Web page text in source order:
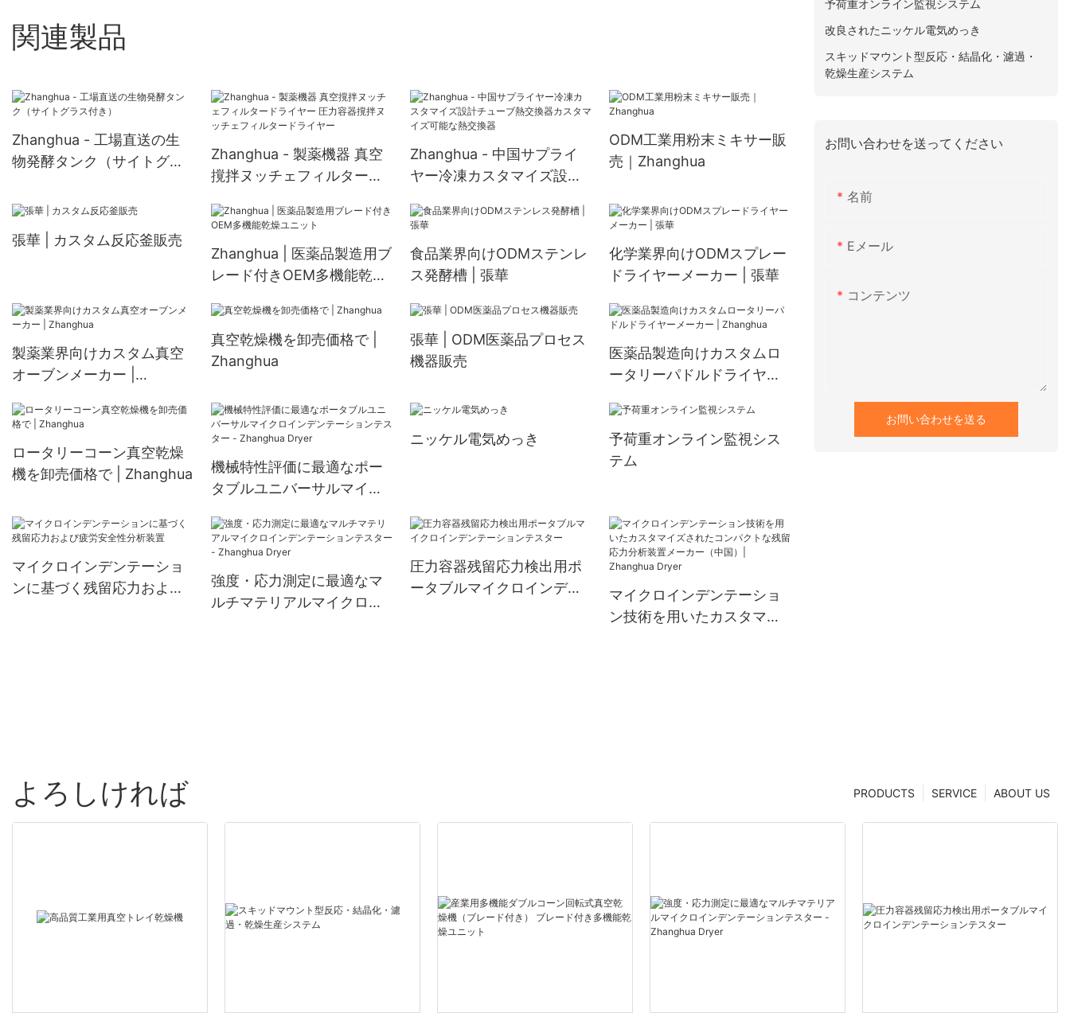
関連製品
Zhanghua - 工場直送の生
物発酵タンク（サイトグラ
Zhanghua - 製薬機器 真空
撹拌ヌッチェフィルタード
チェフィルタードライヤー
Zhanghua - 中国サプライ
ヤー冷凍カスタマイズ設計
イズ可能な熱交換器
ODM工業用粉末ミキサー販
売｜Zhanghua
張華 | カスタム反応釜販売
Zhanghua | 医薬品製造用ブ
レード付きOEM多機能乾燥
食品業界向けODMステンレ
ス発酵槽 | 張華
化学業界向けODMスプレー
ドライヤーメーカー | 張華
製薬業界向けカスタム真空
オーブンメーカー |
真空乾燥機を卸売価格で |
Zhanghua
張華 | ODM医薬品プロセス
機器販売
医薬品製造向けカスタムロ
ータリーパドルドライヤー
ロータリーコーン真空乾燥
機を卸売価格で | Zhanghua
機械特性評価に最適なポー
タブルユニバーサルマイク
ター - Zhanghua Dryer
ニッケル電気めっき
予荷重オンライン監視シス
テム
マイクロインデンテーショ
ンに基づく残留応力および
強度・応力測定に最適なマ
ルチマテリアルマイクロイ
圧力容器残留応力検出用ポ
ータブルマイクロインデン
マイクロインデンテーショ
ン技術を用いたカスタマイ
予荷重オンライン監視システム
改良されたニッケル電気めっき
スキッドマウント型反応・結晶化・濾過・
乾燥生産システム
お問い合わせを送ってください
名前
Eメール
コンテンツ
お問い合わせを送る
よろしければ ABOUT US
SERVICE
PRODUCTS